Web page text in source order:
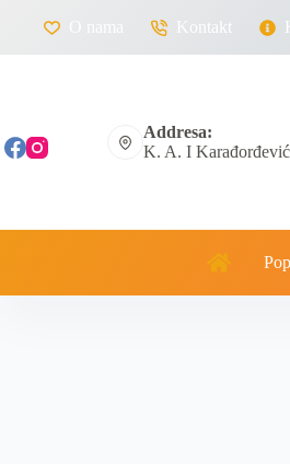
O nama Kontakt
Addresa:
K. A. I